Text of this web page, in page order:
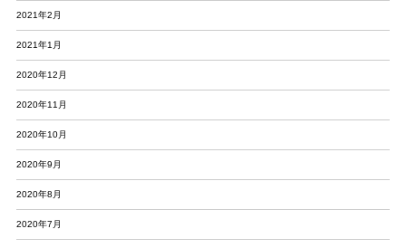
2021年2月
2021年1月
2020年12月
2020年11月
2020年10月
2020年9月
2020年8月
2020年7月